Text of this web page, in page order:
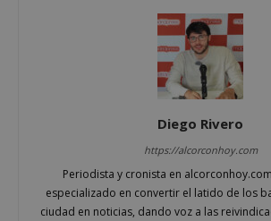
Diego Rivero
https://alcorconhoy.com
Periodista y cronista en
especializado en convertir el latido de los
ciudad en noticias, dando voz a las
las cookies estrictamente necesarias.